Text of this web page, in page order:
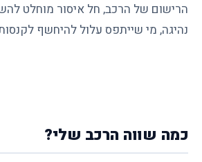
הרישום של הרכב, חל איסור מוחלט
נהיגה, מי שייתפס עלול להיחשף
כמה שווה הרכב שלי?